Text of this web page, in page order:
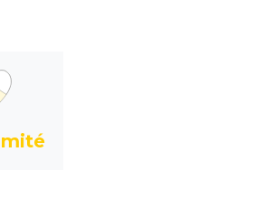
et vous
Chez BeGuest, pas de